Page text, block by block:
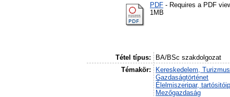
PDF - Requires a PDF
1MB
Tétel típus:
BA/BSc szakdolgozat
Témakör:
Kereskedelem,
Gazdaságtörténet
Élelmiszeripar,
Mezőgazdaság